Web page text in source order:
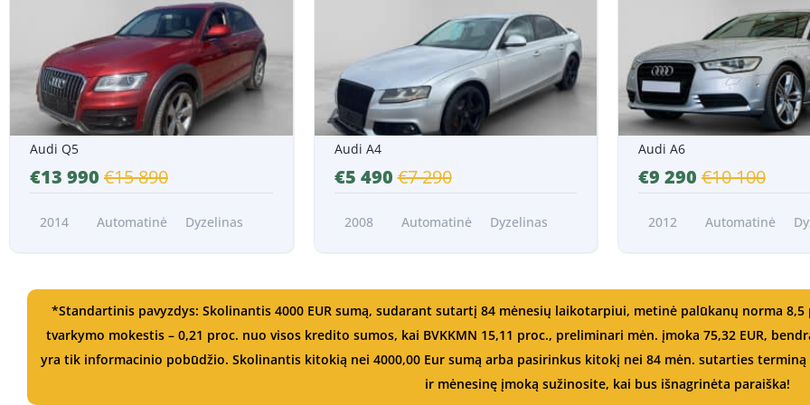
Nuo 256 EUR/Mėn.*
Audi Q5
€13 990 €15 890
2014 Automatinė Dyzelinas
Nuo 101 EUR/Mėn.*
Audi A4
€5 490€7 290
2008 Automatinė Dyzelinas
Nuo 170 EUR/Mėn.*
Audi A6
€9 290 €10 100
2012 Automatinė
*Standartinis pavyzdys: Skolinantis 4000 EUR sumą, sudarant sutartį 84 mėnesių laikotarpiui, metinė palūkanų norma
tvarkymo mokestis – 0,21 proc. nuo visos kredito sumos, kai BVKKMN 15,11 proc., preliminari mėn. įmoka 75,32 EUR,
yra tik informacinio pobūdžio. Skolinantis kitokią nei 4000,00 Eur sumą arba pasirinkus kitokį nei 84 mėn. sutarties
ir mėnesinę įmoką sužinosite, kai bus išnagrinėta paraiška!